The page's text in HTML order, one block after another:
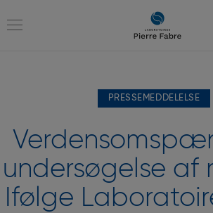
til
til
PRESSEMEDDELELSE
undersøgelse af
Ifølge